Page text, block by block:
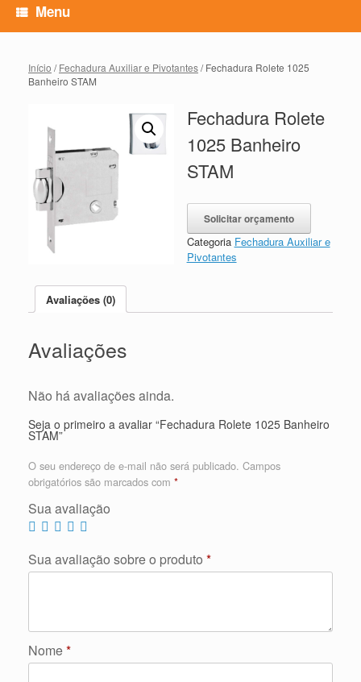
Menu
Início /Fechadura Auxiliar e Pivotantes/ Fechadura Rolete 1025
Banheiro STAM
Fechadura Rolete
1025 Banheiro
STAM
Solicitar orçamento
Categoria Fechadura Auxiliar e
Pivotantes
Avaliações (0)
Avaliações
Não há avaliações ainda.
Seja o primeiro a avaliar “Fechadura Rolete 1025 Banheiro
STAM”
O seu endereço de e-mail não será publicado. Campos
obrigatórios são marcados com *
Sua avaliação
Sua avaliação sobre o produto *
Nome*